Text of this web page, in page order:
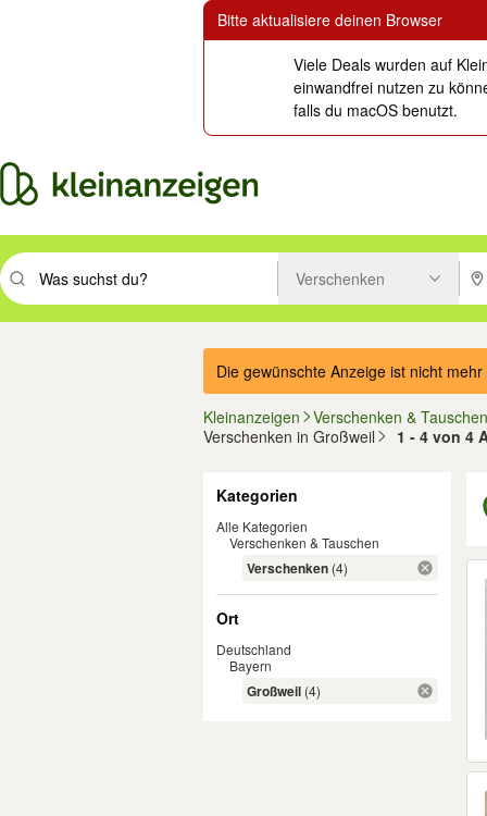
Bitte aktualisiere deinen Browser
Viele Deals wurden auf
einwandfrei nutzen zu
falls du macOS benutzt.
Suchbegriff eingeben. Eingabetaste drücken um zu suchen, oder
Verschenken
Die gewünschte Anzeige ist nicht
Kleinanzeigen
Verschenken & Tauschen
Verschenken in Großweil
1 - 4 von 4
Kategorien
Alle Kategorien
Verschenken & Tauschen
Verschenken (4)
Ort
Deutschland
Bayern
Großweil (4)